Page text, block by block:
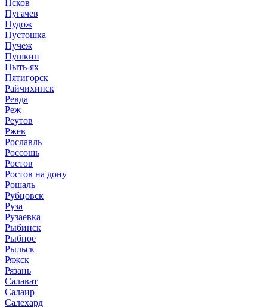
Псков
Пугачев
Пудож
Пустошка
Пучеж
Пушкин
Пыть-ях
Пятигорск
Райчихинск
Ревда
Реж
Реутов
Ржев
Рославль
Россошь
Ростов
Ростов на дону
Рошаль
Рубцовск
Руза
Рузаевка
Рыбинск
Рыбное
Рыльск
Ряжск
Рязань
Салават
Салаир
Салехард